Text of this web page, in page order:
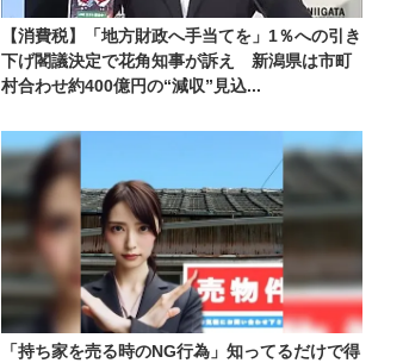
【消費税】「地方財政へ手当てを」1％への引き
下げ閣議決定で花角知事が訴え 新潟県は市町
村合わせ約400億円の“減収”見込...
「持ち家を売る時のNG行為」知ってるだけで得